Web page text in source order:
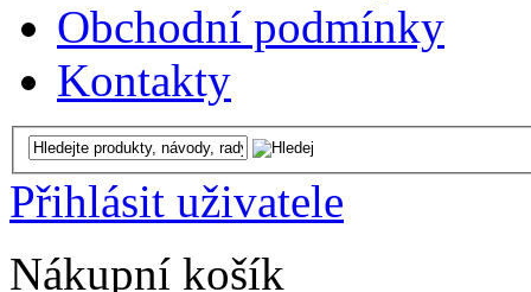
Obchodní podmínky
Kontakty
Přihlásit uživatele
Nákupní košík